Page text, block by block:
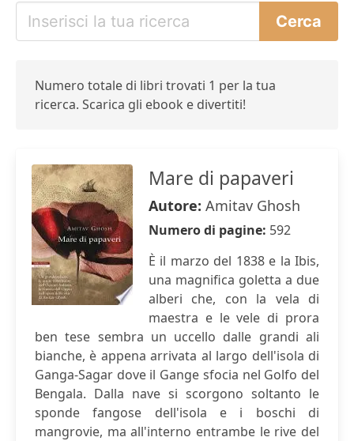
Numero totale di libri trovati 1 per la tua
ricerca. Scarica gli ebook e divertiti!
Mare di papaveri
Autore: Amitav Ghosh
Numero di pagine: 592
È il marzo del 1838 e la Ibis,
una magnifica goletta a due
alberi che, con la vela di
maestra e le vele di prora
ben tese sembra un uccello dalle grandi ali
bianche, è appena arrivata al largo dell'isola di
Ganga-Sagar dove il Gange sfocia nel Golfo del
Bengala. Dalla nave si scorgono soltanto le
sponde fangose dell'isola e i boschi di
mangrovie, ma all'interno entrambe le rive del